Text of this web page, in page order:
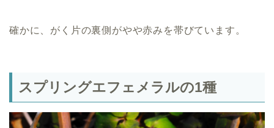
確かに、がく片の裏側がやや赤みを帯びています。
スプリングエフェメラルの1種